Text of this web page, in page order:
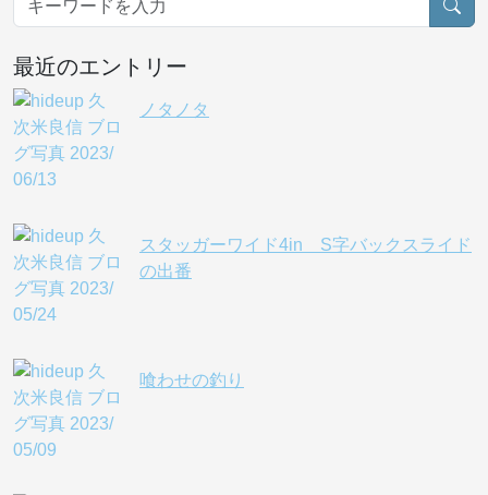
最近のエントリー
ノタノタ
スタッガーワイド4in S字バックスライド
の出番
喰わせの釣り